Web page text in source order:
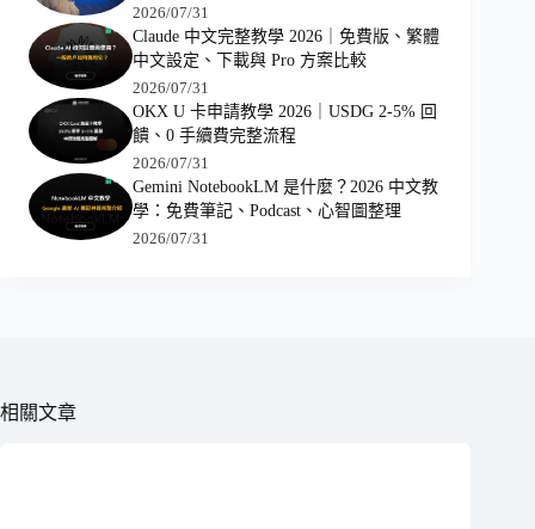
2026/07/31
Claude 中文完整教學 2026｜免費版、繁體
中文設定、下載與 Pro 方案比較
2026/07/31
OKX U 卡申請教學 2026｜USDG 2-5% 回
饋、0 手續費完整流程
2026/07/31
Gemini NotebookLM 是什麼？2026 中文教
學：免費筆記、Podcast、心智圖整理
2026/07/31
相關文章